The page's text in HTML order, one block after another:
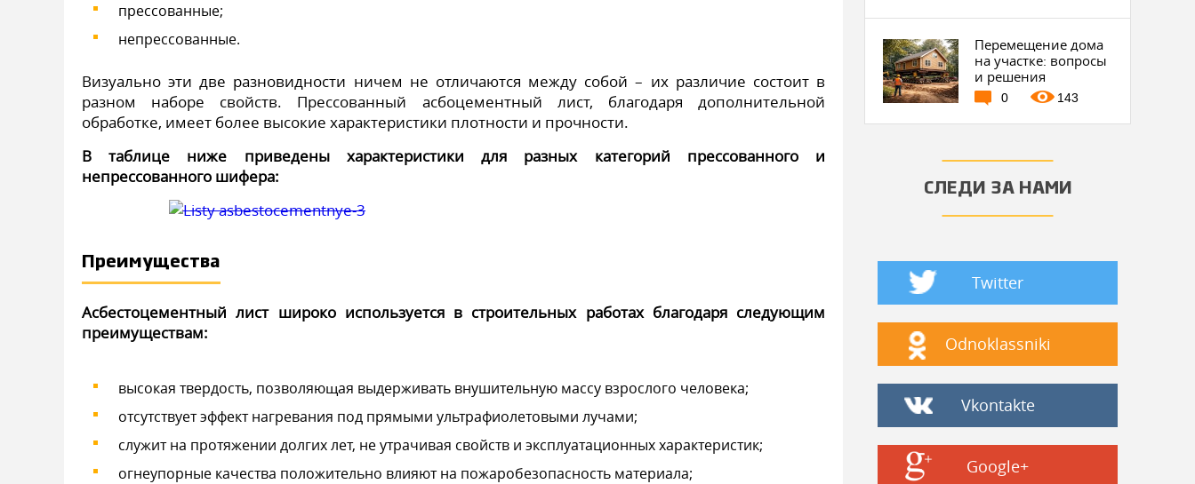
прессованные;
непрессованные.
Визуально эти две разновидности ничем не отличаются между собой – их различие состоит в
разном наборе свойств. Прессованный асбоцементный лист, благодаря дополнительной
обработке, имеет более высокие характеристики плотности и прочности.
В таблице ниже приведены характеристики для разных категорий прессованного и
непрессованного шифера:
Преимущества
Асбестоцементный лист широко используется в строительных работах благодаря следующим
преимуществам:
высокая твердость, позволяющая выдерживать внушительную массу взрослого человека;
отсутствует эффект нагревания под прямыми ультрафиолетовыми лучами;
служит на протяжении долгих лет, не утрачивая свойств и эксплуатационных характеристик;
огнеупорные качества положительно влияют на пожаробезопасность материала;
Перемещение дома
на участке: вопросы
и решения
0 143
СЛЕДИ ЗА НАМИ
Twitter
Odnoklassniki
Vkontakte
Google+